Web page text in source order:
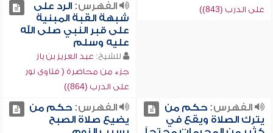
على الدرب (843))
الفهرس:الرد على
شبهة القبة المبنية
على قبر النبي صلى الله
عليه وسلم
للشيخ: عبد العزيز بن باز
جزء من محاضرة ( فتاوى نور
على الدرب (864))
الفهرس:حكم من
يترك الصلاة ويقع في
الفهرس:حكم من
يضيع صلاة الصبح